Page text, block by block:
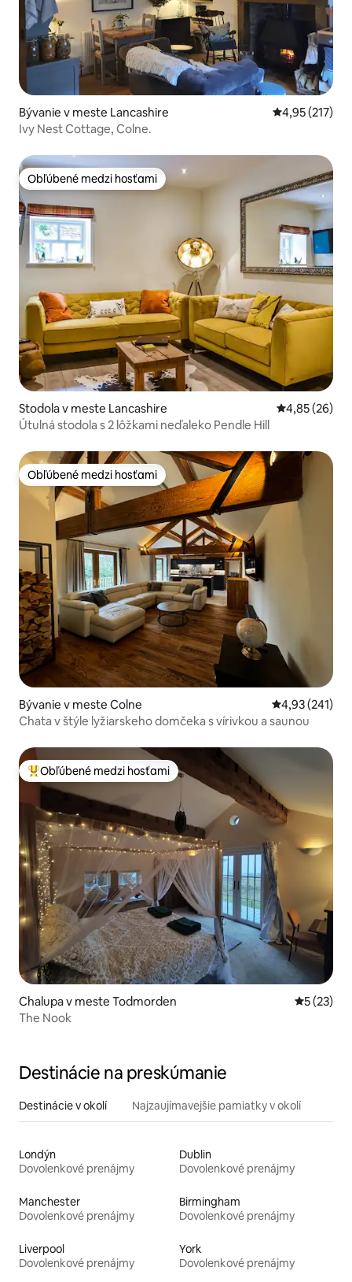
Bývanie v meste Lancashire Priemerné
4,95 (217)
Ivy Nest Cottage, Colne.
Obľúbené medzi hosťami
Obľúbené medzi hosťami
Stodola v meste Lancashire Priemerné
4,85 (26)
Útulná stodola s 2 lôžkami neďaleko Pendle Hill
Obľúbené medzi hosťami
Obľúbené medzi hosťami
Bývanie v meste Colne Priemerné
4,93 (241)
Chata v štýle lyžiarskeho domčeka s vírivkou a saunou
Najobľúbenejšie medzi hosťami
Obľúbené medzi hosťami
Chalupa v meste Todmorden
5 (23)
The Nook
Destinácie na preskúmanie
Destinácie v okolí Najzaujímavejšie pamiatky v okolí
Londýn
Dovolenkové prenájmy
Dublin
Dovolenkové prenájmy
Manchester
Dovolenkové prenájmy
Birmingham
Dovolenkové prenájmy
Liverpool
Dovolenkové prenájmy
York
Dovolenkové prenájmy